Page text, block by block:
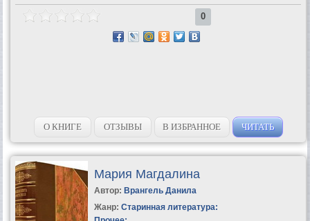
0
О КНИГЕ ОТЗЫВЫ В ИЗБРАННОЕ ЧИТАТЬ
Мария Магдалина
Автор: Врангель Данила
Жанр: Старинная литература: